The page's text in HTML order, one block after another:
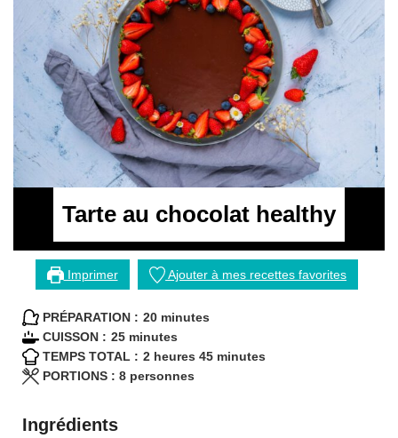
Tarte au chocolat healthy
Imprimer Ajouter à mes recettes favorites
PRÉPARATION : 20minutes
minutes
CUISSON : 25minutes
minutes
TEMPS TOTAL : 2heures
heures 45minutes
minutes
PORTIONS : 8 personnes
Ingrédients